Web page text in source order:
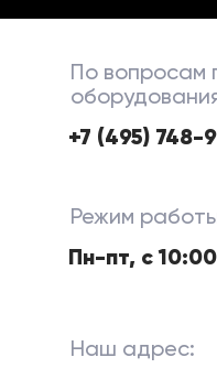
По вопросам
+7 (495) 748-
Режим
Пн-пт, с
Наш адрес: